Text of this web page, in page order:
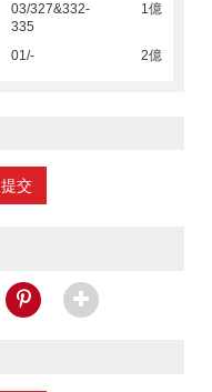
03/327&332-
335
1億
01/- 2億
提交